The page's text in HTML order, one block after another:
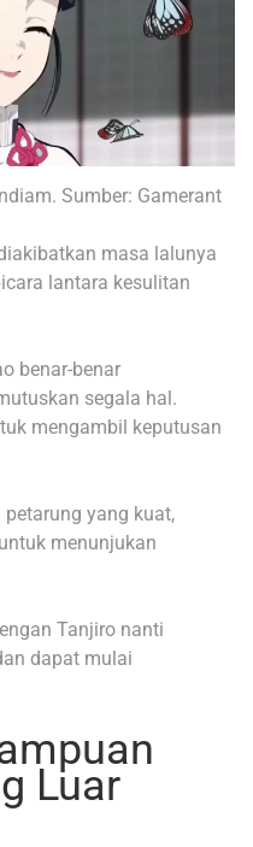
Sumber: Gamerant
masa lalunya
lantara kesulitan
benar-benar
segala hal.
mengambil keputusan
yang kuat,
menunjukan
Tanjiro nanti
dapat mulai
Luar